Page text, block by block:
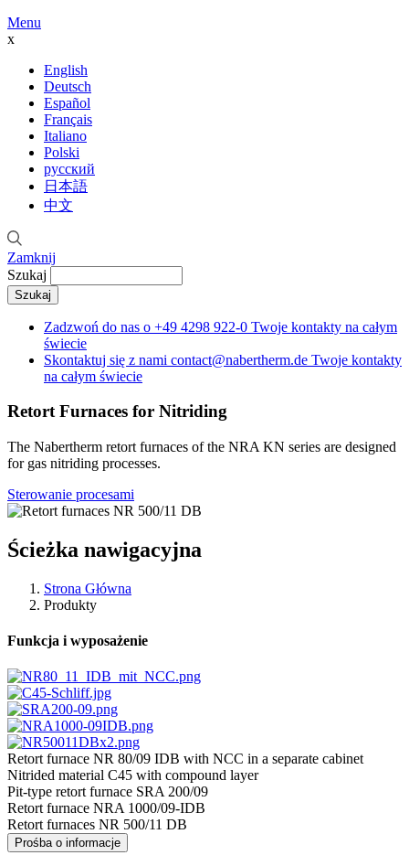
Menu
x
English
Deutsch
Español
Français
Italiano
Polski
русский
日本語
中文
Zamknij
Szukaj
Zadzwoń do nas o +49 4298 922-0 Twoje kontakty na całym
świecie
Skontaktuj się z nami contact@nabertherm.de Twoje kontakty
na całym świecie
Retort Furnaces for Nitriding
The Nabertherm retort furnaces of the NRA KN series are designed
for gas nitriding processes.
Sterowanie procesami
Ścieżka nawigacyjna
Strona Główna
Produkty
Funkcja i wyposażenie
Retort furnace NR 80/09 IDB with NCC in a separate cabinet
Nitrided material C45 with compound layer
Pit-type retort furnace SRA 200/09
Retort furnace NRA 1000/09-IDB
Retort furnaces NR 500/11 DB
Prośba o informacje